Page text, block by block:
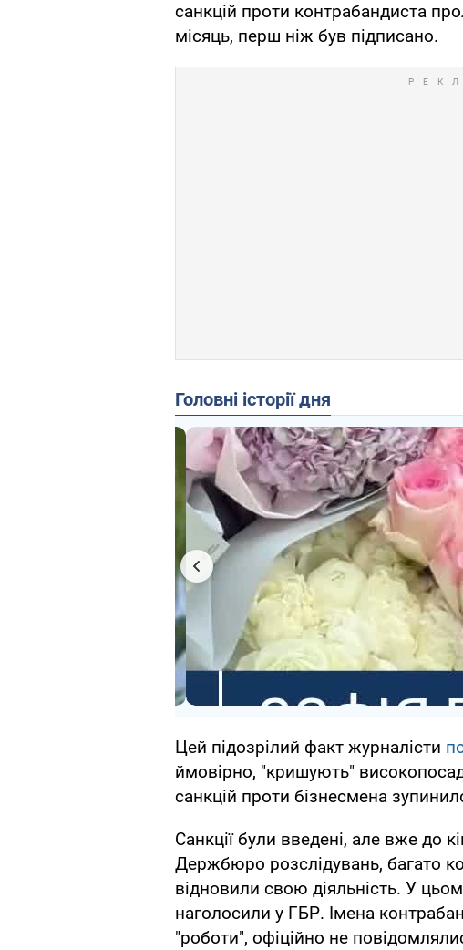
санкцій проти контрабандиста
місяць, перш ніж був підписано.
Головні історії дня
Цей підозрілий факт журналісти
ймовірно, "кришують"
санкцій проти бізнесмена
Санкції були введені, але вже до
Держбюро розслідувань, багато
відновили свою діяльність. У
наголосили у ГБР. Імена
"роботи", офіційно не